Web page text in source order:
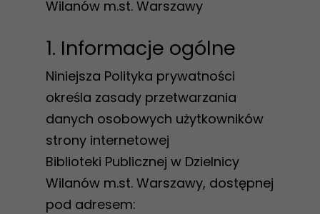
Wilanów m.st. Warszawy
1. Informacje ogólne
Niniejsza Polityka prywatności
określa zasady przetwarzania
danych osobowych użytkowników
strony internetowej
Biblioteki Publicznej w Dzielnicy
Wilanów m.st. Warszawy, dostępnej
pod adresem: